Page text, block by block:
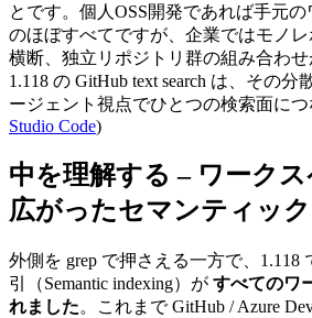
とです。個人OSS開発であれば手元
のほぼすべてですが、企業ではモノレ
横断、独立リポジトリ群の組み合わせ
1.118 の GitHub text search は、その
ージェント視点でひとつの検索面に
Studio Code)
中を理解する – ワーク
広がったセマンティック
外側を grep で押さえる一方で、1.118
引（Semantic indexing）が すべてのワ
れました。これまで GitHub / Azure